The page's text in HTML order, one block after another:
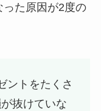
た原因が2度の
ントをたくさ
抜けていな